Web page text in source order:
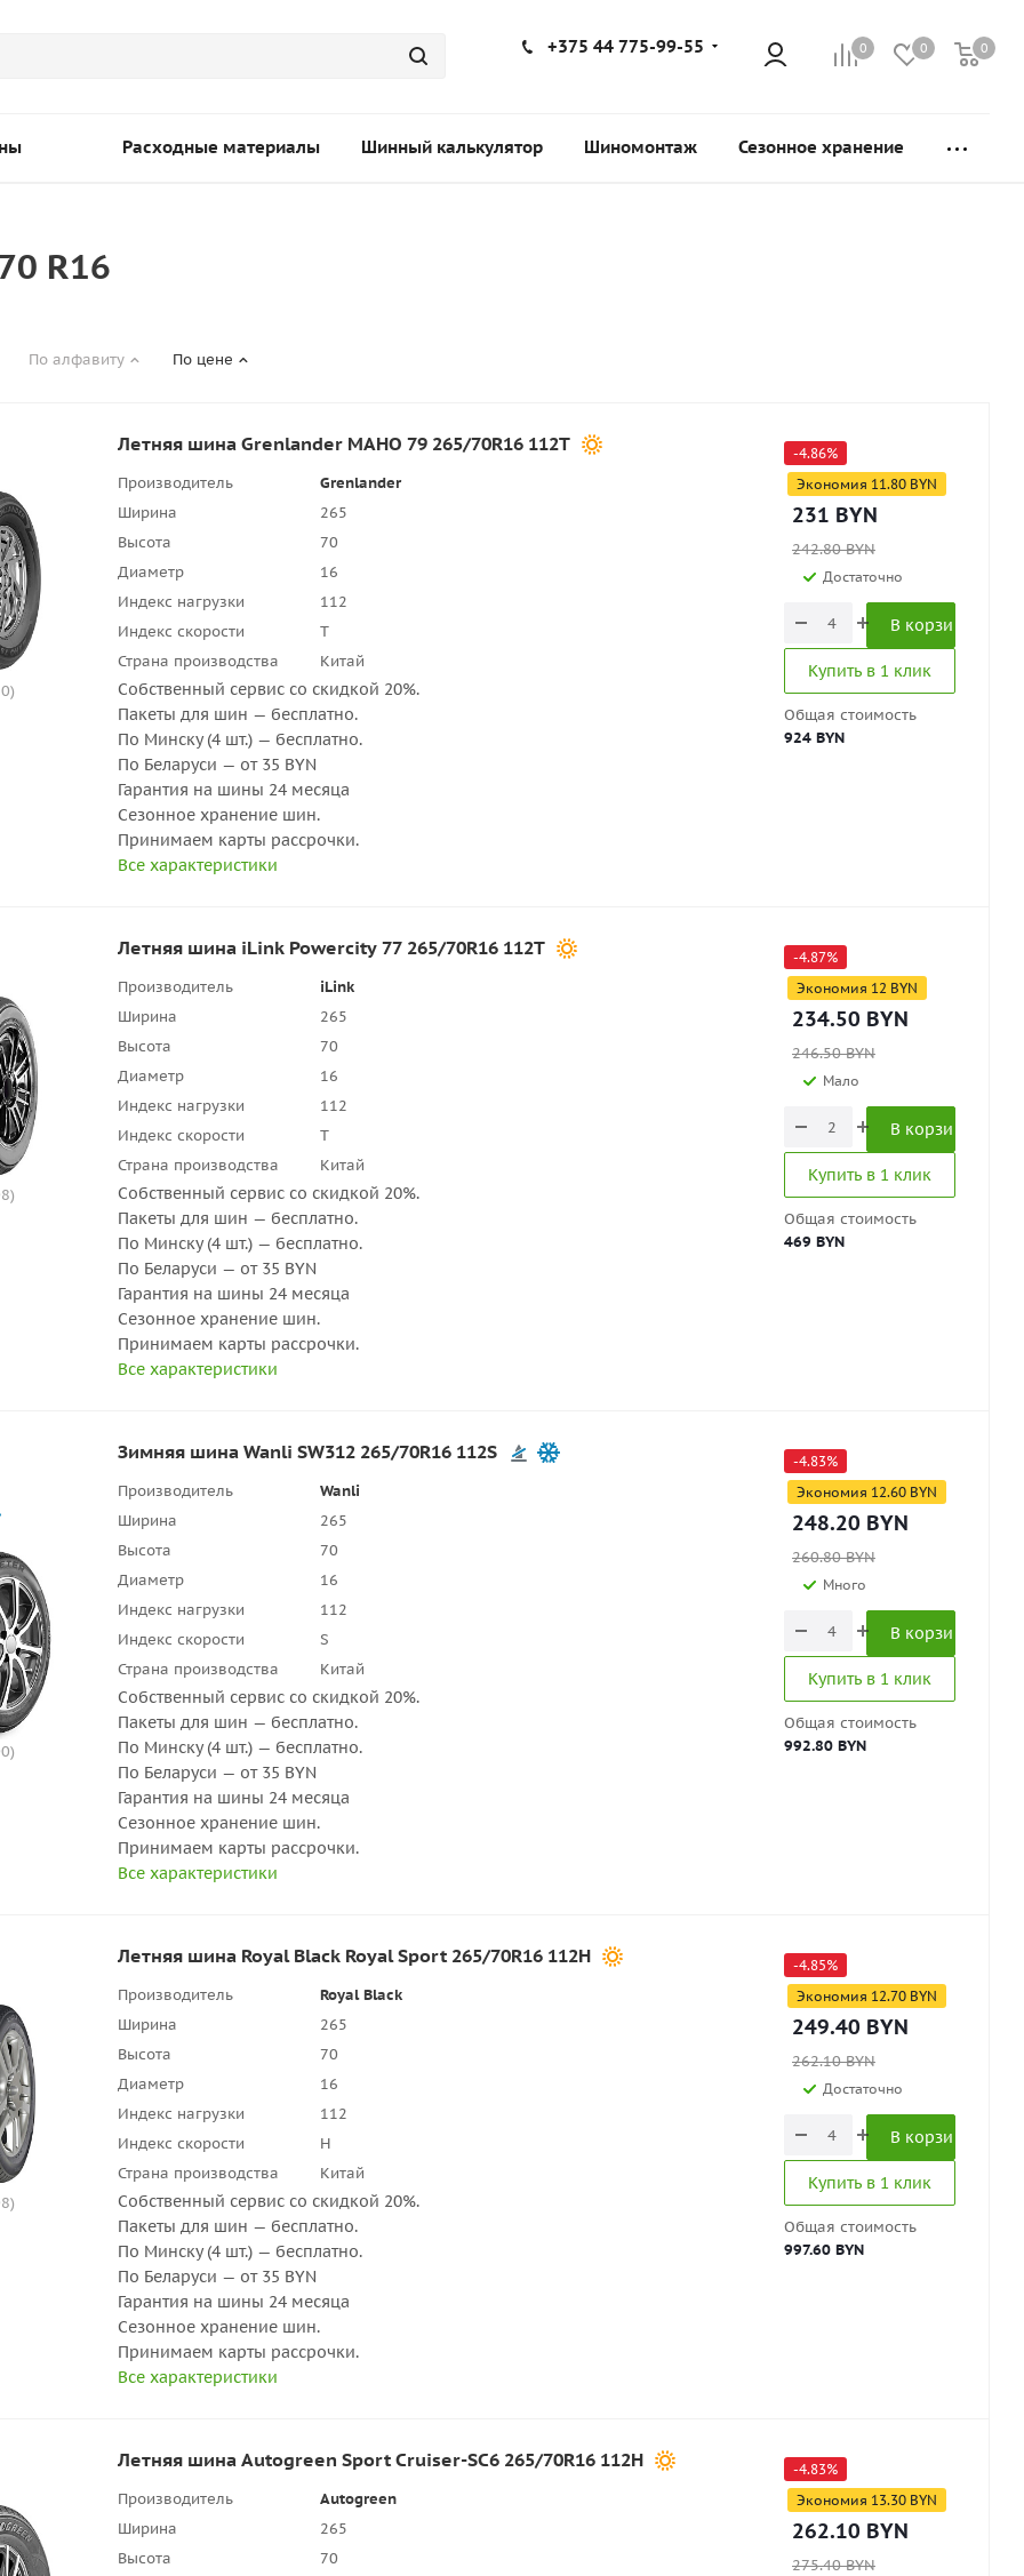
0 0 0
+375 44 775-99-55
Расходные материалы Шинный калькулятор Шиномонтаж Сезонное хранение
R16
По алфавиту По цене
Летняя шина Grenlander MAHO 79 265/70R16 112T
Производитель
Grenlander
Ширина
265
Высота
70
Диаметр
16
Индекс нагрузки
112
Индекс скорости
T
Страна производства
Китай
Собственный сервис со скидкой 20%.
Пакеты для шин — бесплатно.
По Минску (4 шт.) — бесплатно.
По Беларуси — от 35 BYN
Гарантия на шины 24 месяца
Сезонное хранение шин.
Принимаем карты рассрочки.
Все характеристики
-4.86%
Экономия 11.80 BYN
231 BYN
242.80BYN
Достаточно
В корзину
Купить в 1 клик
Общая стоимость
924 BYN
Летняя шина iLink Powercity 77 265/70R16 112T
Производитель
iLink
Ширина
265
Высота
70
Диаметр
16
Индекс нагрузки
112
Индекс скорости
T
Страна производства
Китай
Собственный сервис со скидкой 20%.
Пакеты для шин — бесплатно.
По Минску (4 шт.) — бесплатно.
По Беларуси — от 35 BYN
Гарантия на шины 24 месяца
Сезонное хранение шин.
Принимаем карты рассрочки.
Все характеристики
-4.87%
Экономия 12 BYN
234.50 BYN
246.50BYN
Мало
В корзину
Купить в 1 клик
Общая стоимость
469 BYN
Зимняя шина Wanli SW312 265/70R16 112S
Производитель
Wanli
Ширина
265
Высота
70
Диаметр
16
Индекс нагрузки
112
Индекс скорости
S
Страна производства
Китай
Собственный сервис со скидкой 20%.
Пакеты для шин — бесплатно.
По Минску (4 шт.) — бесплатно.
По Беларуси — от 35 BYN
Гарантия на шины 24 месяца
Сезонное хранение шин.
Принимаем карты рассрочки.
Все характеристики
-4.83%
Экономия 12.60 BYN
248.20 BYN
260.80BYN
Много
В корзину
Купить в 1 клик
Общая стоимость
992.80 BYN
Летняя шина Royal Black Royal Sport 265/70R16 112H
Производитель
Royal Black
Ширина
265
Высота
70
Диаметр
16
Индекс нагрузки
112
Индекс скорости
H
Страна производства
Китай
Собственный сервис со скидкой 20%.
Пакеты для шин — бесплатно.
По Минску (4 шт.) — бесплатно.
По Беларуси — от 35 BYN
Гарантия на шины 24 месяца
Сезонное хранение шин.
Принимаем карты рассрочки.
Все характеристики
-4.85%
Экономия 12.70 BYN
249.40 BYN
262.10BYN
Достаточно
В корзину
Купить в 1 клик
Общая стоимость
997.60 BYN
Летняя шина Autogreen Sport Cruiser-SC6 265/70R16 112H
Производитель
Autogreen
Ширина
265
Высота
70
-4.83%
Экономия 13.30 BYN
262.10 BYN
275.40BYN